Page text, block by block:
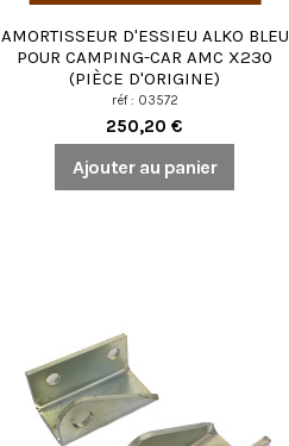
AMORTISSEUR D'ESSIEU ALKO BLEU
POUR CAMPING-CAR AMC X230
(PIÈCE D'ORIGINE)
réf : 03572
250,20 €
Ajouter au panier